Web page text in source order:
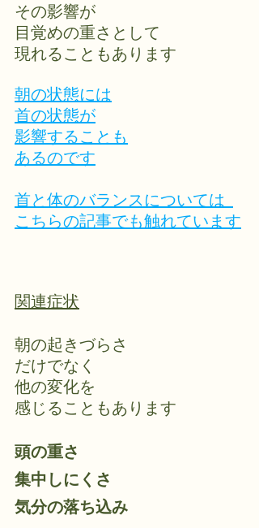
その影響が
目覚めの重さとして
現れることもあります
朝の状態には
首の状態が
影響することも
あるのです
首と体のバランスについては
こちらの記事でも触れています
関連症状
朝の起きづらさ
だけでなく
他の変化を
感じることもあります
頭の重さ
集中しにくさ
気分の落ち込み